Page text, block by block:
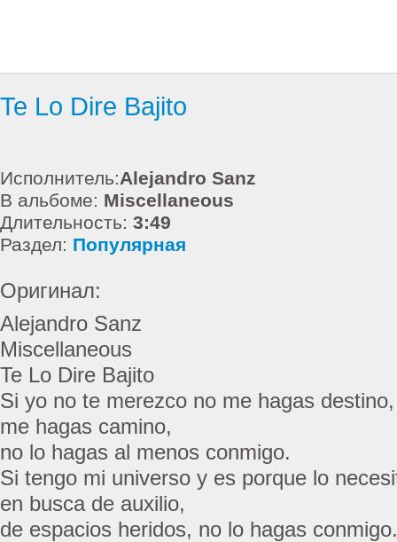
Te Lo Dire Bajito
Исполнитель:Alejandro Sanz
В альбоме: Miscellaneous
Длительность: 3:49
Раздел: Популярная
Оригинал:
Alejandro Sanz
Miscellaneous
Te Lo Dire Bajito
Si yo no te merezco no me hagas
me hagas camino,
no lo hagas al menos conmigo.
Si tengo mi universo y es porque lo
en busca de auxilio,
de espacios heridos, no lo hagas conmigo.